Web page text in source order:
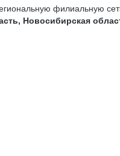
филиальную
Новосибирская